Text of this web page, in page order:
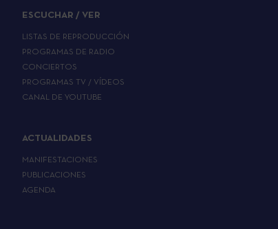
ESCUCHAR / VER
LISTAS DE REPRODUCCIÓN
PROGRAMAS DE RADIO
CONCIERTOS
PROGRAMAS TV / VÍDEOS
CANAL DE YOUTUBE
ACTUALIDADES
MANIFESTACIONES
PUBLICACIONES
AGENDA